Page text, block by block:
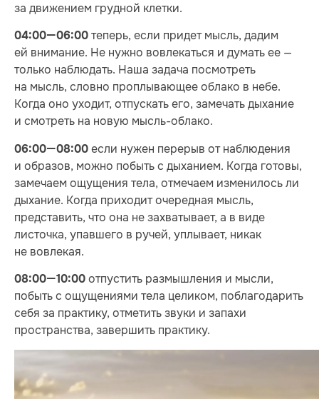
за движением грудной клетки.
04:00—06:00 теперь, если придет мысль, дадим
ей внимание. Не нужно вовлекаться и думать ее —
только наблюдать. Наша задача посмотреть
на мысль, словно проплывающее облако в небе.
Когда оно уходит, отпускать его, замечать дыхание
и смотреть на новую мысль-облако.
06:00—08:00 если нужен перерыв от наблюдения
и образов, можно побыть с дыханием. Когда готовы,
замечаем ощущения тела, отмечаем изменилось ли
дыхание. Когда приходит очередная мысль,
представить, что она не захватывает, а в виде
листочка, упавшего в ручей, уплывает, никак
не вовлекая.
08:00—10:00 отпустить размышления и мысли,
побыть с ощущениями тела целиком, поблагодарить
себя за практику, отметить звуки и запахи
пространства, завершить практику.